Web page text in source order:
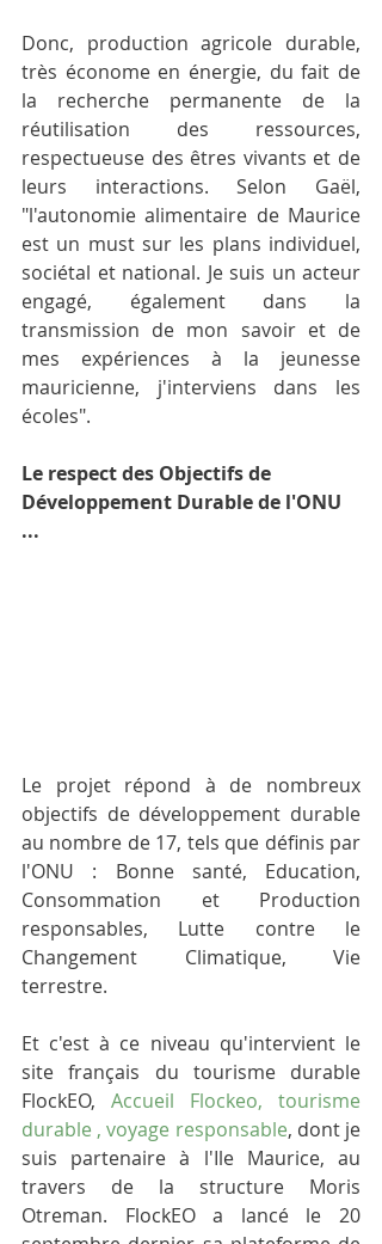
Donc, production agricole durable,
très économe en énergie, du fait de
la recherche permanente de la
réutilisation des ressources,
respectueuse des êtres vivants et de
leurs interactions. Selon Gaël,
"l'autonomie alimentaire de Maurice
est un must sur les plans individuel,
sociétal et national. Je suis un acteur
engagé, également dans la
transmission de mon savoir et de
mes expériences à la jeunesse
mauricienne, j'interviens dans les
écoles".
Le respect des Objectifs de
Développement Durable de l'ONU
...
Le projet répond à de nombreux
objectifs de développement durable
au nombre de 17, tels que définis par
l'ONU : Bonne santé, Education,
Consommation et Production
responsables, Lutte contre le
Changement Climatique, Vie
terrestre.
Et c'est à ce niveau qu'intervient le
site français du tourisme durable
FlockEO, Accueil Flockeo, tourisme
durable , voyage responsable, dont je
suis partenaire à l'Ile Maurice, au
travers de la structure Moris
Otreman. FlockEO a lancé le 20